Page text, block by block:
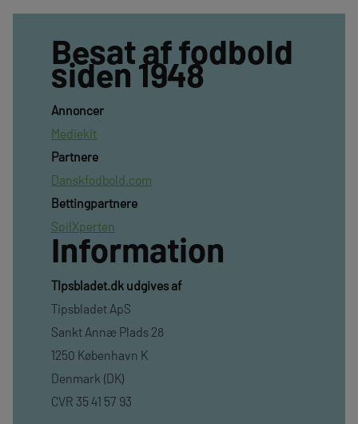
Besat af fodbold
siden 1948
Annoncer
Mediekit
Partnere
Danskfodbold.com
Bettingpartnere
SpilXperten
Information
TIpsbladet.dk udgives af
Tipsbladet ApS
Sankt Annæ Plads 28
1250 København K
Denmark (DK)
CVR 35 41 57 93